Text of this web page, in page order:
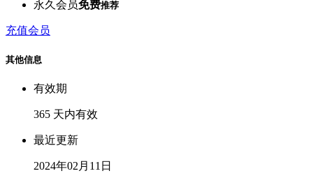
永久会员免费推荐
充值会员
其他信息
有效期
365 天内有效
最近更新
2024年02月11日